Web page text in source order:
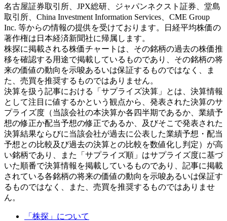
名古屋証券取引所、JPX総研、ジャパンネクスト証券、堂島
取引所、China Investment Information Services、CME Group
Inc. 等からの情報の提供を受けております。日経平均株価の
著作権は日本経済新聞社に帰属します。
株探に掲載される株価チャートは、その銘柄の過去の株価推
移を確認する用途で掲載しているものであり、その銘柄の将
来の価値の動向を示唆あるいは保証するものではなく、ま
た、売買を推奨するものではありません。
決算を扱う記事における「サプライズ決算」とは、決算情報
として注目に値するかという観点から、発表された決算のサ
プライズ度（当該会社の本決算か各四半期であるか、業績予
想の修正か配当予想の修正であるか、及びそこで発表された
決算結果ならびに当該会社が過去に公表した業績予想・配当
予想との比較及び過去の決算との比較を数値化し判定）が高
い銘柄であり、また「サプライズ順」はサプライズ度に基づ
いた順番で決算情報を掲載しているものであり、記事に掲載
されている各銘柄の将来の価値の動向を示唆あるいは保証す
るものではなく、また、売買を推奨するものではありませ
ん。
「株探」について